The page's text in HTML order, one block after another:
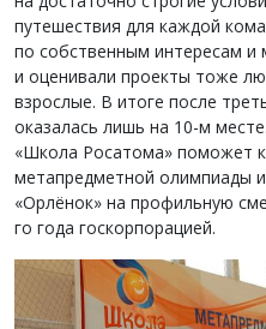
путешествия для каждой
по собственным интересам и
и оценивали проекты тоже
взрослые. В итоге после
оказалась лишь на 10-м
«Школа Росатома» поможет
метапредметной олимпиады
«Орлёнок» на профильную
го года госкорпорацией.